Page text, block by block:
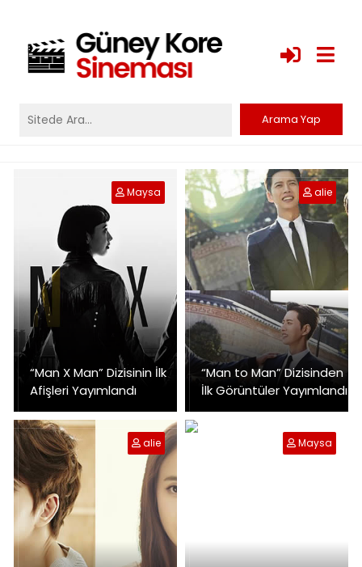
“Man X Man” Dizisinin İlk
Afişleri Yayımlandı
Maysa
“Man to Man” Dizisinden
İlk Görüntüler Yayımlandı
alie
alie Maysa